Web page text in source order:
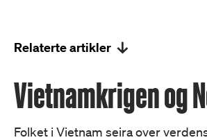
Relaterte artikler
Vietnamkrigen og
Folket i Vietnam seira over